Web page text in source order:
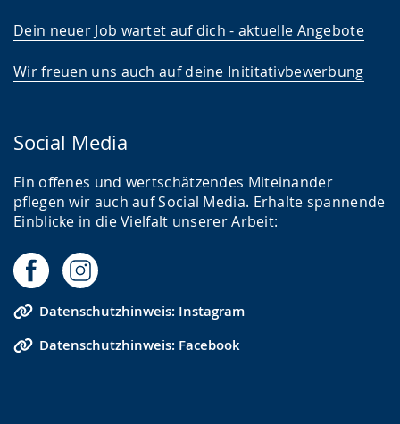
Dein neuer Job wartet auf dich - aktuelle Angebote
Wir freuen uns auch auf deine Inititativbewerbung
Social Media
Ein offenes und wertschätzendes Miteinander
pflegen wir auch auf Social Media. Erhalte spannende
Einblicke in die Vielfalt unserer Arbeit:
Datenschutzhinweis: Instagram
Datenschutzhinweis: Facebook